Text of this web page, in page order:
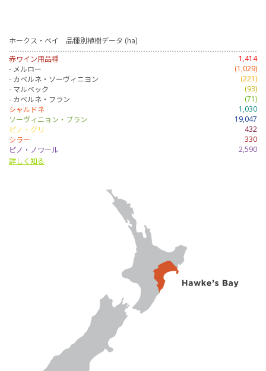
ホークス・ベイ 品種別植樹データ (ha)
赤ワイン用品種
1,414
- メルロー
(1,029)
- カベルネ・ソーヴィニヨン
(221)
- マルベック
(93)
- カベルネ・フラン
(71)
シャルドネ
1,030
ソーヴィニョン・ブラン
19,047
ピノ・グリ
432
シラー
330
ピノ・ノワール
2,590
詳しく知る